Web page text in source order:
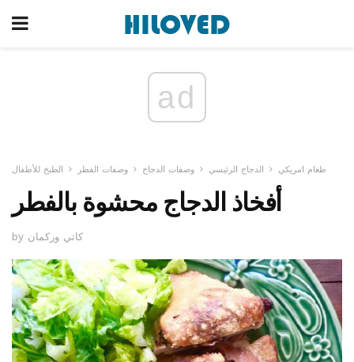
ad
طعام امريكي الدجاج الرئيسي وصفات الدجاج وصفات الفطر الطبخ للأطفال
أفخاذ الدجاج محشوة بالفطر
by كاتي وركمان